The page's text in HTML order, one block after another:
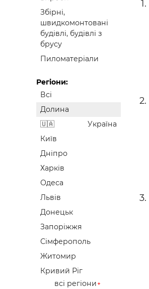
Збірні,
швидкомонтовані
будівлі, будівлі з
брусу
Пиломатеріали
Регіони:
Всі
Долина
Україна
Київ
Дніпро
Харків
Одеса
Львів
Донецьк
Запоріжжя
Сімферополь
Житомир
Кривий Ріг
всі регіони